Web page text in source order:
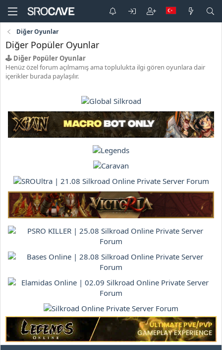
Diğer Oyunlar
Diğer Popüler Oyunlar
🕹️ Diğer Popüler Oyunlar
Henüz özel forum açılmamış ama toplulukta ilgi gören oyunlara dair
içerikler burada paylaşılır.